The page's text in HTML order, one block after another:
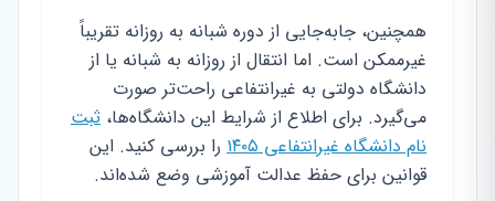
همچنین، جابه‌جایی از دوره شبانه به روزانه تقریباً
غیرممکن است. اما انتقال از روزانه به شبانه یا از
دانشگاه دولتی به غیرانتفاعی راحت‌تر صورت
می‌گیرد. برای اطلاع از شرایط این دانشگاه‌ها، ثبت
نام دانشگاه غیرانتفاعی ۱۴۰۵
را بررسی کنید. این
قوانین برای حفظ عدالت آموزشی وضع شده‌اند.